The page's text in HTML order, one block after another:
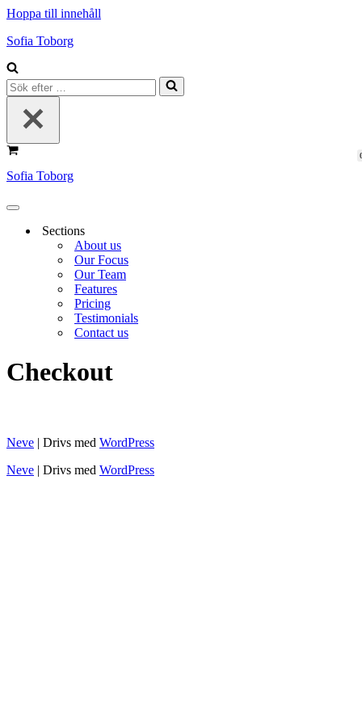
Hoppa till innehåll
Sofia Toborg
Sök
efter
Varukorg
Sofia Toborg
Navigeringsmeny
Sections
About us
Our Focus
Our Team
Features
Pricing
Testimonials
Contact us
Checkout
Neve | Drivs med WordPress
Neve | Drivs med WordPress